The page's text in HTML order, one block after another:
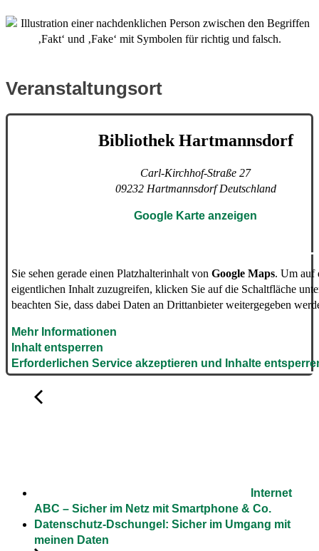
Veranstaltungsort
Bibliothek Hartmannsdorf
Carl-Kirchhof-Straße 27
09232 Hartmannsdorf Deutschland
Google Karte anzeigen
Sie sehen gerade einen Platzhalterinhalt von Google Maps. Um auf
eigentlichen Inhalt zuzugreifen, klicken Sie auf die Schaltfläche
beachten Sie, dass dabei Daten an Drittanbieter weitergegeben
Mehr Informationen
Inhalt entsperren
Erforderlichen Service akzeptieren und Inhalte
Internet
ABC – Sicher im Netz mit Smartphone & Co.
Datenschutz-Dschungel: Sicher im Umgang mit
meinen Daten